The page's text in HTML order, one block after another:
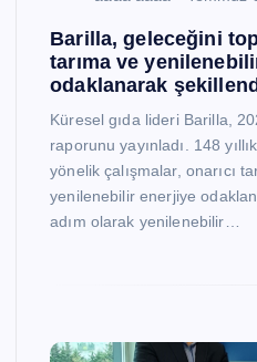
Barilla, geleceğini
tarıma ve
odaklanarak
Küresel gıda lideri Barilla,
raporunu yayınladı. 148
yönelik çalışmalar, onarıcı
yenilenebilir enerjiye
adım olarak yenilenebilir…